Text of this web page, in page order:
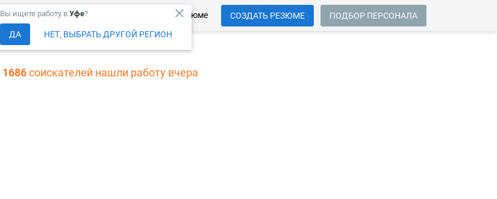
СОЗДАТЬ РЕЗЮМЕ ПОДБОР ПЕРСОНАЛА
Более 150 000 компаний ждут Ваше резюме
close
Вы ищете работу в Уфе?
ДА НЕТ, ВЫБРАТЬ ДРУГОЙ РЕГИОН
1686соискателей нашли работу вчера